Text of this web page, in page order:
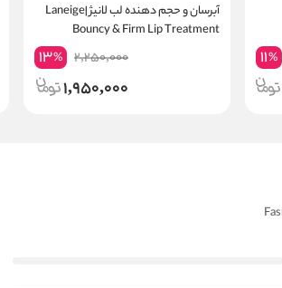
11%
آبرسان و حجم دهنده لب لانیژ |Laneige
Bouncy & Firm Lip Treatment
2,250,000
13%
1,950,000